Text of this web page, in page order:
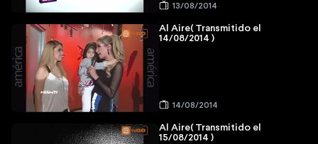
13/08/2014
Al Aire( Transmitido el
14/08/2014 )
14/08/2014
Al Aire( Transmitido el
15/08/2014 )